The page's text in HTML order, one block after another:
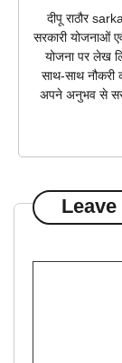
दीपू राठौर
सरकारी योजनाओं
योजना पर लेख
साथ-साथ
अपने अनुभव से